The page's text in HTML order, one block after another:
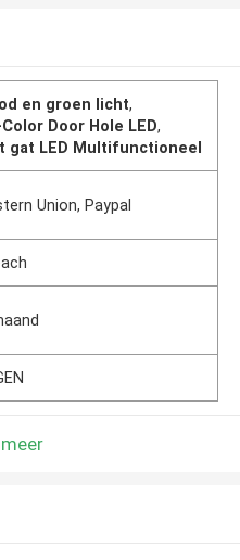
en groen licht,
Color Door Hole LED,
gat LED Multifunctioneel
Union, Paypal